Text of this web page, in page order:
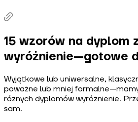
15 wzorów na dyplom
wyróżnienie—gotowe
Wyjątkowe lub uniwersalne,
poważne lub mniej
różnych dyplomów wyróżnienie.
sam.